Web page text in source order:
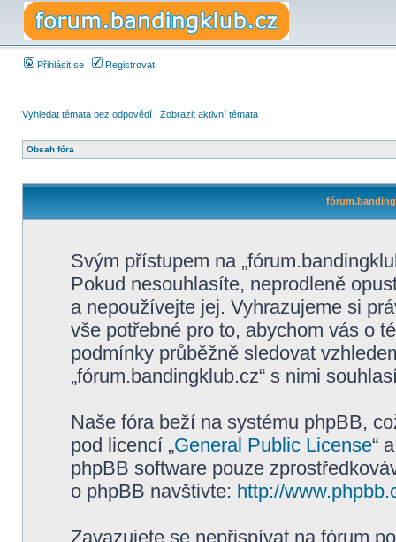
Přihlásit se Registrovat
Vyhledat témata bez odpovědí | Zobrazit aktivní témata
Obsah fóra
Svým přístupem na
Pokud nesouhlasíte, neprodleně
a nepoužívejte jej. Vyhrazujeme si
vše potřebné pro to, abychom vás o
podmínky průběžně sledovat
„fórum.bandingklub.cz“ s nimi
Naše fóra beží na systému phpBB,
pod licencí „General Public License“
phpBB software pouze
o phpBB navštivte: http://
Zavazujete se nepřispívat na fórum